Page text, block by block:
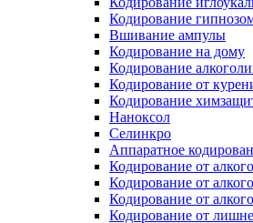
Кодирование
Вшивание ампулы
Кодирование на дому
Кодирование
Кодирование от
Кодирование
Наноксол
Селинкро
Аппаратное
Кодирование от
Кодирование от
Кодирование от
Кодирование от